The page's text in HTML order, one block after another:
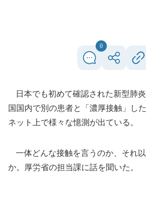
0
日本でも初めて確認された新型肺
国国内で別の患者と「濃厚接触」し
ネット上で様々な憶測が出ている。
一体どんな接触を言うのか、それ
か。厚労省の担当課に話を聞いた。